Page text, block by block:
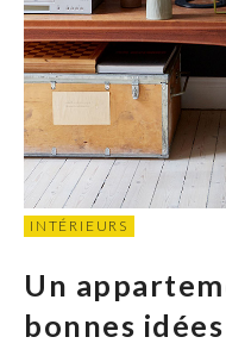
INTÉRIEURS
Un
bonnes